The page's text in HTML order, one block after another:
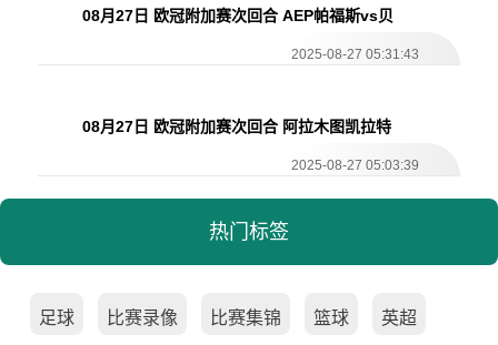
08月27日 欧冠附加赛次回合 AEP帕福斯vs贝
2025-08-27 05:31:43
08月27日 欧冠附加赛次回合 阿拉木图凯拉特
2025-08-27 05:03:39
热门标签
足球 比赛录像 比赛集锦 篮球 英超